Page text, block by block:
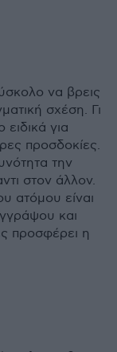
να βρεις
σχέση. Γι
για
προσδοκίες.
την
στον άλλον.
ατόμου είναι
και
προσφέρει η